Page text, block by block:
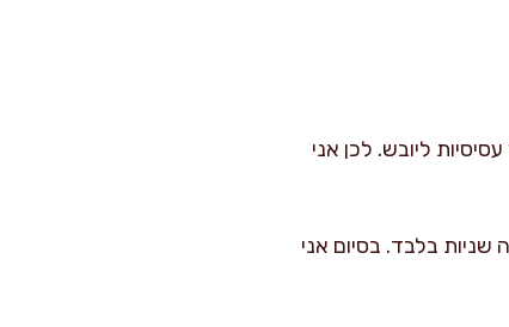
ליובש. לכן אני
בלבד. בסיום אני